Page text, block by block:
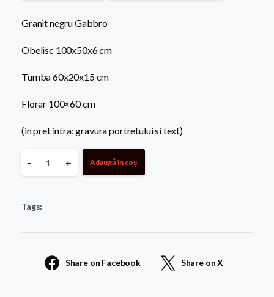
Granit negru Gabbro
Obelisc 100x50x6 cm
Tumba 60x20x15 cm
Florar 100×60 cm
(in pret intra: gravura portretului si text)
Monument
54
- + Adaugă în coș
Tags:
Share on Facebook Share on X